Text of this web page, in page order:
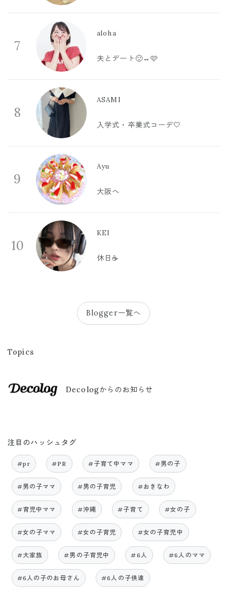
7
aloha
夫とデート🙂‍↔️🩷
8
ASAMI
入学式・卒業式コーデ🤍
9
Ayu
大阪へ
10
KEI
休日☕️
Blogger一覧へ
Topics
Decologからのお知らせ
注目のハッシュタグ
#pr #PR #子育て中ママ #男の子
#男の子ママ #男の子育児 #おきなわ
#育児中ママ #沖縄 #子育て #女の子
#女の子ママ #女の子育児 #女の子育児中
#大家族 #男の子育児中 #6人 #6人のママ
#6人の子のお母さん #6人の子供達